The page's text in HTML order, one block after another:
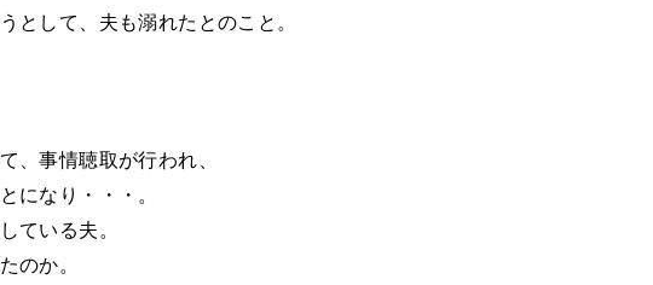
として、夫も溺れたとのこと。
、事情聴取が行われ、
になり・・・。
ている夫。
のか。